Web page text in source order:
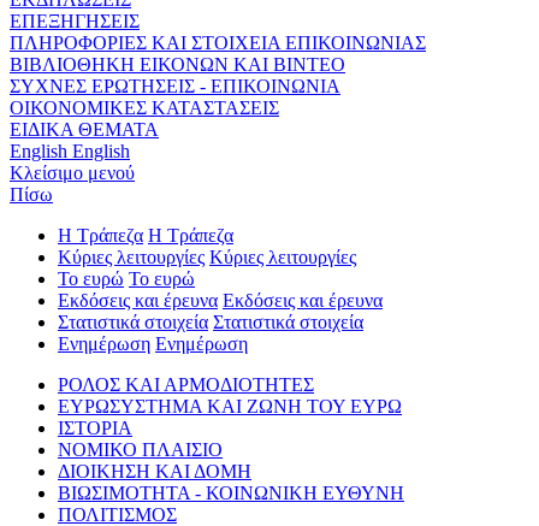
ΕΠΕΞΗΓΗΣΕΙΣ
ΠΛΗΡΟΦΟΡΙΕΣ ΚΑΙ ΣΤΟΙΧΕΙΑ ΕΠΙΚΟΙΝΩΝΙΑΣ
ΒΙΒΛΙΟΘΗΚΗ ΕΙΚΟΝΩΝ ΚΑΙ ΒΙΝΤΕΟ
ΣΥΧΝΕΣ ΕΡΩΤΗΣΕΙΣ - ΕΠΙΚΟΙΝΩΝΙΑ
ΟΙΚΟΝΟΜΙΚΕΣ ΚΑΤΑΣΤΑΣΕΙΣ
ΕΙΔΙΚΑ ΘΕΜΑΤΑ
English English
Κλείσιμο μενού
Πίσω
Η Τράπεζα Η Τράπεζα
Κύριες λειτουργίες Κύριες λειτουργίες
Το ευρώ Το ευρώ
Εκδόσεις και έρευνα Εκδόσεις και έρευνα
Στατιστικά στοιχεία Στατιστικά στοιχεία
Ενημέρωση Ενημέρωση
ΡΟΛΟΣ ΚΑΙ ΑΡΜΟΔΙΟΤΗΤΕΣ
ΕΥΡΩΣΥΣΤΗΜΑ ΚΑΙ ΖΩΝΗ ΤΟΥ ΕΥΡΩ
ΙΣΤΟΡΙΑ
ΝΟΜΙΚΟ ΠΛΑΙΣΙΟ
ΔΙΟΙΚΗΣΗ ΚΑΙ ΔΟΜΗ
ΒΙΩΣΙΜΟΤΗΤΑ - ΚΟΙΝΩΝΙΚΗ ΕΥΘΥΝΗ
ΠΟΛΙΤΙΣΜΟΣ